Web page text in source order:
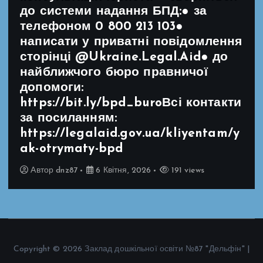
до системи надання БПД:● за
телефоном 0 800 213 103●
написати у приватні повідомлення
сторінці @Ukraine.Legal.Aid● до
найближчого бюро правничої
допомоги:
https://bit.ly/bpd_buroВсі контакти
за посиланням:
https://legalaid.gov.ua/kliyentam/y
ak-otrymaty-bpd
Авторdnz87 6 Квітня, 2026 191 views
Copyright © 2026 Заклад дошкільної освіти №87 "Дельфін" |